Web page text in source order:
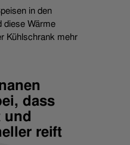
in den
diese Wärme
Kühlschrank mehr
dass
und
reift